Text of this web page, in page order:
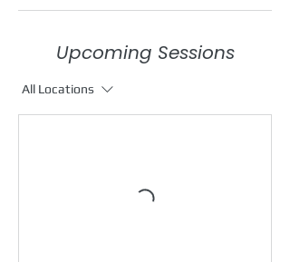
Upcoming Sessions
All Locations